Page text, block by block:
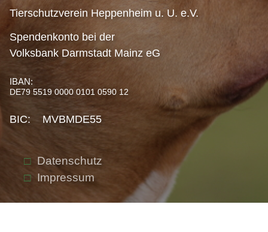
Tierschutzverein Heppenheim u. U. e.V.
Spendenkonto bei der
Volksbank Darmstadt Mainz eG
IBAN:
DE79 5519 0000 0101 0590 12
BIC: MVBMDE55
Datenschutz
Impressum